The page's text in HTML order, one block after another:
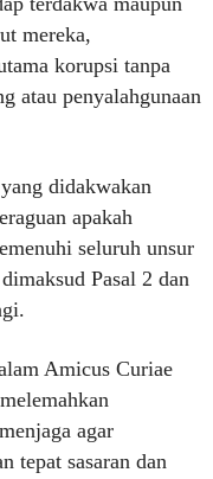
mereka,
korupsi tanpa
atau penyalahgunaan
didakwakan
apakah
seluruh unsur
Pasal 2 dan
Amicus Curiae
agar
tepat sasaran dan